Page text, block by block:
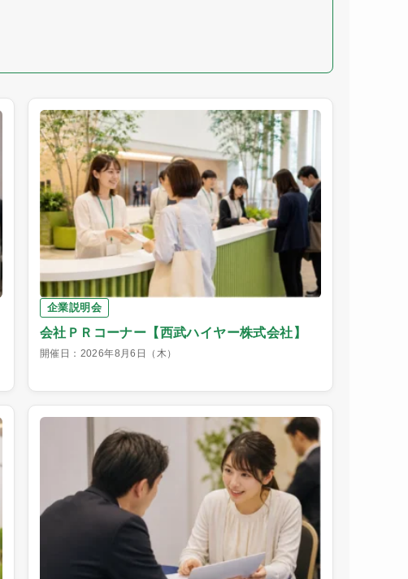
企業説明会
会社ＰＲコーナー【西武ハイヤー株式会社】
開催日：2026年8月6日（木）